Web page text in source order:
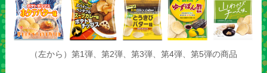
（左から）第1弾、第2弾、第3弾、第4弾、第5弾の商品